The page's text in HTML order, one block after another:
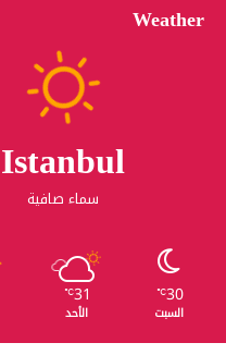
Weather
Istanbul
سماء صافية
30
℃
السبت
31
℃
الأحد